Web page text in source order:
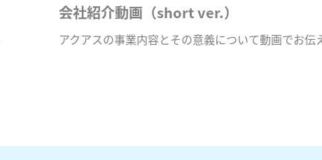
会社紹介動画（short ver.）
アクアスの事業内容とその意義について動画でお伝